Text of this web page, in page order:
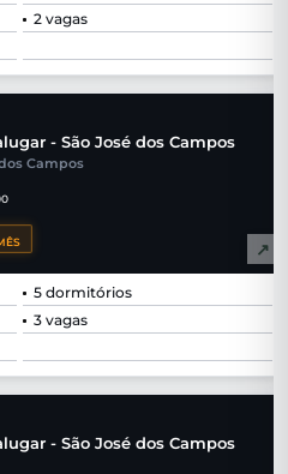
2 vagas
- São José dos Campos
Campos
↗
5 dormitórios
3 vagas
- São José dos Campos